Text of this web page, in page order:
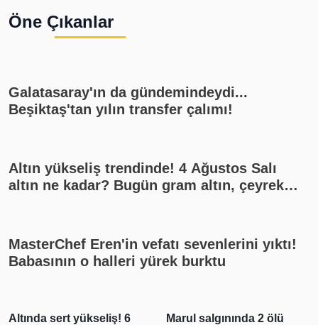
Öne Çıkanlar
Galatasaray'ın da gündemindeydi...
Beşiktaş'tan yılın transfer çalımı!
Altın yükseliş trendinde! 4 Ağustos Salı
altın ne kadar? Bugün gram altın, çeyrek
rakamları, canlı takip
MasterChef Eren'in vefatı sevenlerini yıktı!
Babasının o halleri yürek burktu
Altında sert yükseliş! 6
Marul salgınında 2 ölü